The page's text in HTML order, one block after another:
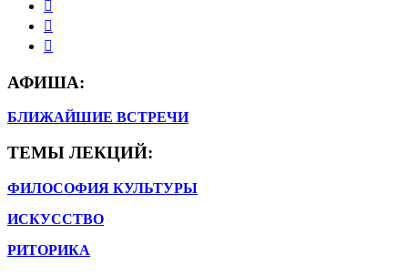
АФИША:
БЛИЖАЙШИЕ ВСТРЕЧИ
ТЕМЫ ЛЕКЦИЙ:
ФИЛОСОФИЯ КУЛЬТУРЫ
ИСКУССТВО
РИТОРИКА